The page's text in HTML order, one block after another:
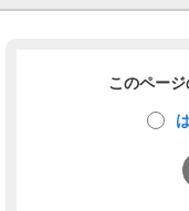
このペー